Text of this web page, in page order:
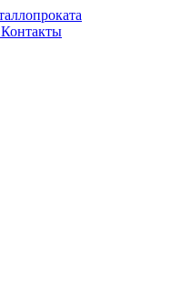
Контакты